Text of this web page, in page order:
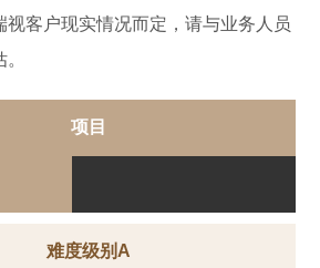
视客户现实情况而定，请与业务人员
项目
难度级别A